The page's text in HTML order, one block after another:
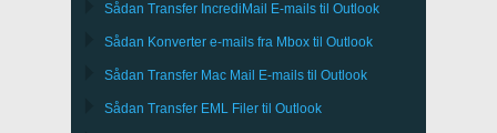
Sådan Transfer IncrediMail E-mails til Outlook
Sådan Konverter e-mails fra Mbox til Outlook
Sådan Transfer Mac Mail E-mails til Outlook
Sådan Transfer EML Filer til Outlook